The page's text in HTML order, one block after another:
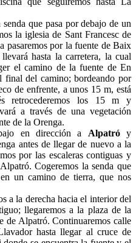
senda que pasa por debajo de un
la iglesia de Sant Francesc de
pasaremos por la fuente de Baix
hasta la carretera, la cual
el camino de la fuente de En
final del camino; bordeando por
de enfrente, a unos 15 m, está
retrocederemos los 15 m y
a través de una vegetación
de la Orenga.
en dirección a Alpatróy
antes de llegar de nuevo a la
por las escaleras contiguas y
Cogeremos la senda que
un camino de tierra, que nos
a la derecha hacia el interior del
llegaremos a la plaza de la
de Alpatró. Continuaremos calle
hasta llegar al cruce de